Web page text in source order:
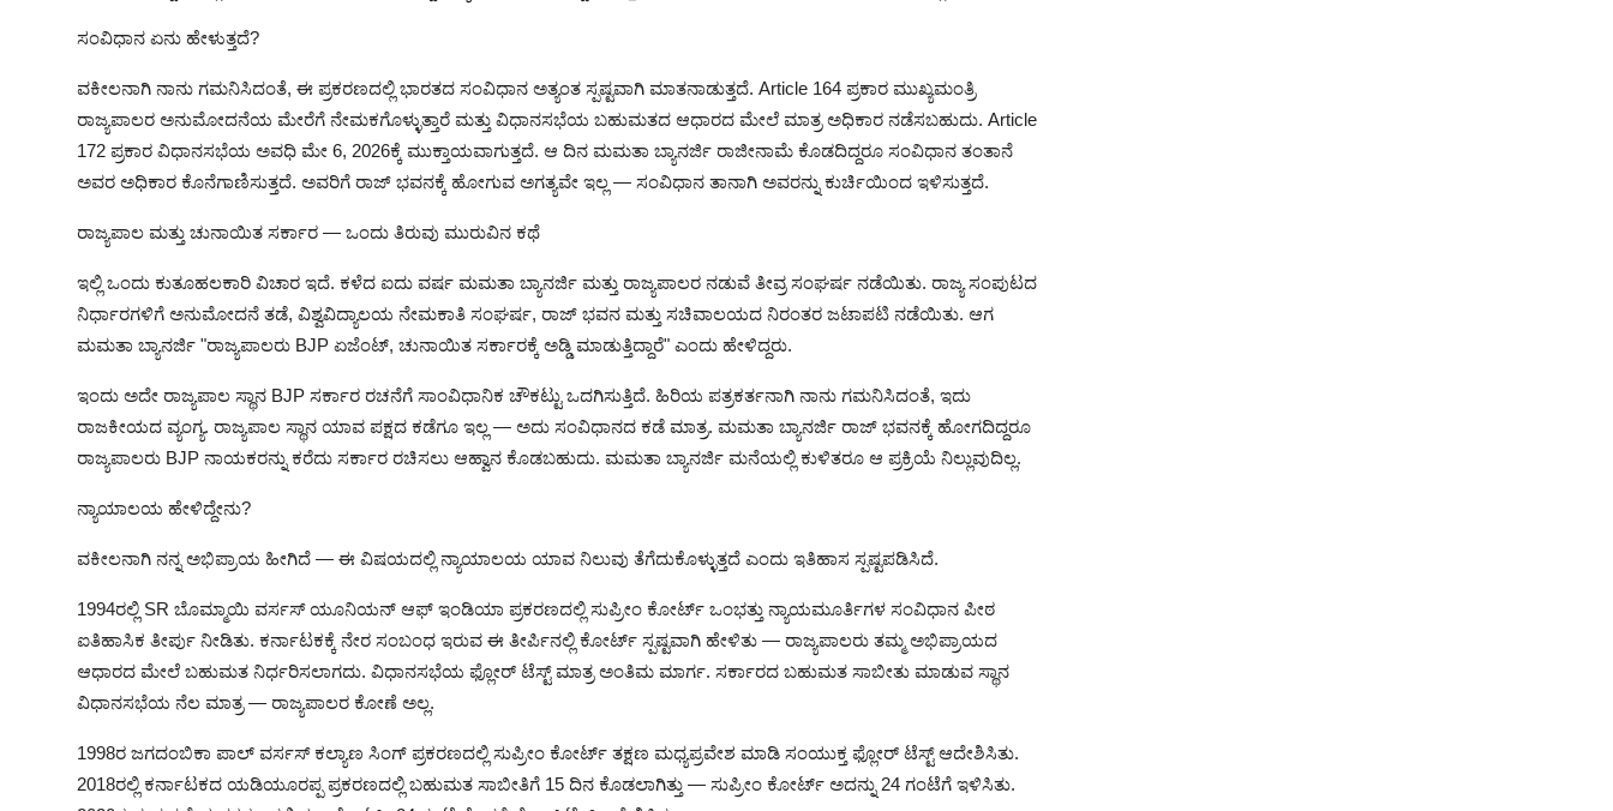
ಸಂವಿಧಾನ ಏನು ಹೇಳುತ್ತದೆ?
ವಕೀಲನಾಗಿ ನಾನು ಗಮನಿಸಿದಂತೆ, ಈ ಪ್ರಕರಣದಲ್ಲಿ ಭಾರತದ ಸಂವಿಧಾನ ಅತ್ಯಂತ ಸ್ಪಷ್ಟವಾಗಿ ಮಾತನಾಡುತ್ತದೆ. Article 164 ಪ್ರಕಾರ ಮುಖ್ಯಮಂತ್ರಿ
ರಾಜ್ಯಪಾಲರ ಅನುಮೋದನೆಯ ಮೇರೆಗೆ ನೇಮಕಗೊಳ್ಳುತ್ತಾರೆ ಮತ್ತು ವಿಧಾನಸಭೆಯ ಬಹುಮತದ ಆಧಾರದ ಮೇಲೆ ಮಾತ್ರ ಅಧಿಕಾರ ನಡೆಸಬಹುದು. Article
172 ಪ್ರಕಾರ ವಿಧಾನಸಭೆಯ ಅವಧಿ ಮೇ 6, 2026ಕ್ಕೆ ಮುಕ್ತಾಯವಾಗುತ್ತದೆ. ಆ ದಿನ ಮಮತಾ ಬ್ಯಾನರ್ಜಿ ರಾಜೀನಾಮೆ ಕೊಡದಿದ್ದರೂ ಸಂವಿಧಾನ ತಂತಾನೆ
ಅವರ ಅಧಿಕಾರ ಕೊನೆಗಾಣಿಸುತ್ತದೆ. ಅವರಿಗೆ ರಾಜ್ ಭವನಕ್ಕೆ ಹೋಗುವ ಅಗತ್ಯವೇ ಇಲ್ಲ — ಸಂವಿಧಾನ ತಾನಾಗಿ ಅವರನ್ನು ಕುರ್ಚಿಯಿಂದ ಇಳಿಸುತ್ತದೆ.
ರಾಜ್ಯಪಾಲ ಮತ್ತು ಚುನಾಯಿತ ಸರ್ಕಾರ — ಒಂದು ತಿರುವು ಮುರುವಿನ ಕಥೆ
ಇಲ್ಲಿ ಒಂದು ಕುತೂಹಲಕಾರಿ ವಿಚಾರ ಇದೆ. ಕಳೆದ ಐದು ವರ್ಷ ಮಮತಾ ಬ್ಯಾನರ್ಜಿ ಮತ್ತು ರಾಜ್ಯಪಾಲರ ನಡುವೆ ತೀವ್ರ ಸಂಘರ್ಷ ನಡೆಯಿತು. ರಾಜ್ಯ ಸಂಪುಟದ
ನಿರ್ಧಾರಗಳಿಗೆ ಅನುಮೋದನೆ ತಡೆ, ವಿಶ್ವವಿದ್ಯಾಲಯ ನೇಮಕಾತಿ ಸಂಘರ್ಷ, ರಾಜ್ ಭವನ ಮತ್ತು ಸಚಿವಾಲಯದ ನಿರಂತರ ಜಟಾಪಟಿ ನಡೆಯಿತು. ಆಗ
ಮಮತಾ ಬ್ಯಾನರ್ಜಿ "ರಾಜ್ಯಪಾಲರು BJP ಏಜೆಂಟ್, ಚುನಾಯಿತ ಸರ್ಕಾರಕ್ಕೆ ಅಡ್ಡಿ ಮಾಡುತ್ತಿದ್ದಾರೆ" ಎಂದು ಹೇಳಿದ್ದರು.
ಇಂದು ಅದೇ ರಾಜ್ಯಪಾಲ ಸ್ಥಾನ BJP ಸರ್ಕಾರ ರಚನೆಗೆ ಸಾಂವಿಧಾನಿಕ ಚೌಕಟ್ಟು ಒದಗಿಸುತ್ತಿದೆ. ಹಿರಿಯ ಪತ್ರಕರ್ತನಾಗಿ ನಾನು ಗಮನಿಸಿದಂತೆ, ಇದು
ರಾಜಕೀಯದ ವ್ಯಂಗ್ಯ. ರಾಜ್ಯಪಾಲ ಸ್ಥಾನ ಯಾವ ಪಕ್ಷದ ಕಡೆಗೂ ಇಲ್ಲ — ಅದು ಸಂವಿಧಾನದ ಕಡೆ ಮಾತ್ರ. ಮಮತಾ ಬ್ಯಾನರ್ಜಿ ರಾಜ್ ಭವನಕ್ಕೆ ಹೋಗದಿದ್ದರೂ
ರಾಜ್ಯಪಾಲರು BJP ನಾಯಕರನ್ನು ಕರೆದು ಸರ್ಕಾರ ರಚಿಸಲು ಆಹ್ವಾನ ಕೊಡಬಹುದು. ಮಮತಾ ಬ್ಯಾನರ್ಜಿ ಮನೆಯಲ್ಲಿ ಕುಳಿತರೂ ಆ ಪ್ರಕ್ರಿಯೆ ನಿಲ್ಲುವುದಿಲ್ಲ.
ನ್ಯಾಯಾಲಯ ಹೇಳಿದ್ದೇನು?
ವಕೀಲನಾಗಿ ನನ್ನ ಅಭಿಪ್ರಾಯ ಹೀಗಿದೆ — ಈ ವಿಷಯದಲ್ಲಿ ನ್ಯಾಯಾಲಯ ಯಾವ ನಿಲುವು ತೆಗೆದುಕೊಳ್ಳುತ್ತದೆ ಎಂದು ಇತಿಹಾಸ ಸ್ಪಷ್ಟಪಡಿಸಿದೆ.
1994ರಲ್ಲಿ SR ಬೊಮ್ಮಾಯಿ ವರ್ಸಸ್ ಯೂನಿಯನ್ ಆಫ್ ಇಂಡಿಯಾ ಪ್ರಕರಣದಲ್ಲಿ ಸುಪ್ರೀಂ ಕೋರ್ಟ್ ಒಂಭತ್ತು ನ್ಯಾಯಮೂರ್ತಿಗಳ ಸಂವಿಧಾನ ಪೀಠ
ಐತಿಹಾಸಿಕ ತೀರ್ಪು ನೀಡಿತು. ಕರ್ನಾಟಕಕ್ಕೆ ನೇರ ಸಂಬಂಧ ಇರುವ ಈ ತೀರ್ಪಿನಲ್ಲಿ ಕೋರ್ಟ್ ಸ್ಪಷ್ಟವಾಗಿ ಹೇಳಿತು — ರಾಜ್ಯಪಾಲರು ತಮ್ಮ ಅಭಿಪ್ರಾಯದ
ಆಧಾರದ ಮೇಲೆ ಬಹುಮತ ನಿರ್ಧರಿಸಲಾಗದು. ವಿಧಾನಸಭೆಯ ಫ್ಲೋರ್ ಟೆಸ್ಟ್ ಮಾತ್ರ ಅಂತಿಮ ಮಾರ್ಗ. ಸರ್ಕಾರದ ಬಹುಮತ ಸಾಬೀತು ಮಾಡುವ ಸ್ಥಾನ
ವಿಧಾನಸಭೆಯ ನೆಲ ಮಾತ್ರ — ರಾಜ್ಯಪಾಲರ ಕೋಣೆ ಅಲ್ಲ.
1998ರ ಜಗದಂಬಿಕಾ ಪಾಲ್ ವರ್ಸಸ್ ಕಲ್ಯಾಣ ಸಿಂಗ್ ಪ್ರಕರಣದಲ್ಲಿ ಸುಪ್ರೀಂ ಕೋರ್ಟ್ ತಕ್ಷಣ ಮಧ್ಯಪ್ರವೇಶ ಮಾಡಿ ಸಂಯುಕ್ತ ಫ್ಲೋರ್ ಟೆಸ್ಟ್ ಆದೇಶಿಸಿತು.
2018ರಲ್ಲಿ ಕರ್ನಾಟಕದ ಯಡಿಯೂರಪ್ಪ ಪ್ರಕರಣದಲ್ಲಿ ಬಹುಮತ ಸಾಬೀತಿಗೆ 15 ದಿನ ಕೊಡಲಾಗಿತ್ತು — ಸುಪ್ರೀಂ ಕೋರ್ಟ್ ಅದನ್ನು 24 ಗಂಟೆಗೆ ಇಳಿಸಿತು.